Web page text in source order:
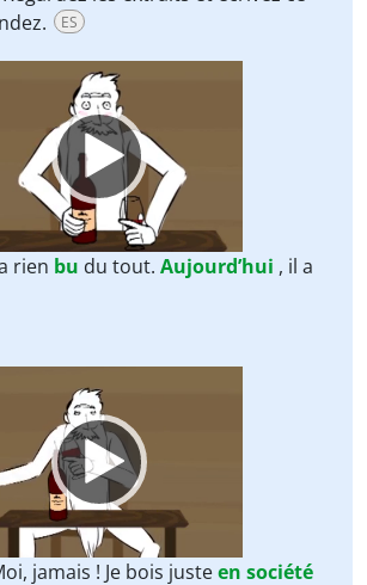
ES
rien bu du tout. Aujourd’hui , il a
jamais ! Je bois justeen société